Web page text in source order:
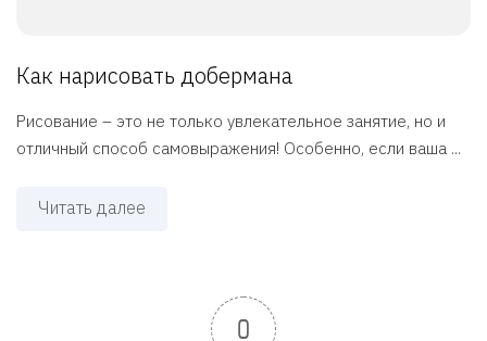
Как нарисовать добермана
Рисование – это не только увлекательное занятие, но и
отличный способ самовыражения! Особенно, если ваша ...
Читать далее
0